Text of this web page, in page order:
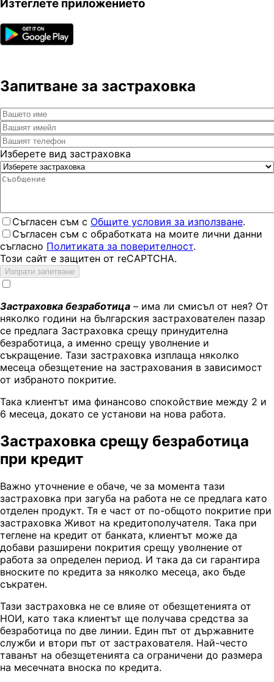
Изтеглете приложението
Запитване за застраховка
Изберете вид застраховка
Съгласен съм с Общите условия за използване.
Съгласен съм с обработката на моите лични данни
съгласно Политиката за поверителност.
Този сайт е защитен от reCAPTCHA.
Изпрати запитване
Застраховка безработица – има ли смисъл от нея? От
няколко години на българския застрахователен пазар
се предлага Застраховка срещу принудителна
безработица, а именно срещу уволнение и
съкращение. Тази застраховка изплаща няколко
месеца обезщетение на застрахования в зависимост
от избраното покритие.
Така клиентът има финансово спокойствие между 2 и
6 месеца, докато се установи на нова работа.
Застраховка срещу безработица
при кредит
Важно уточнение е обаче, че за момента тази
застраховка при загуба на работа не се предлага като
отделен продукт. Тя е част от по-общото покритие при
застраховка Живот на кредитополучателя. Така при
теглене на кредит от банката, клиентът може да
добави разширени покрития срещу уволнение от
работа за определен период. И така да си гарантира
вноските по кредита за няколко месеца, ако бъде
съкратен.
Тази застраховка не се влияе от обезщетенията от
НОИ, като така клиентът ще получава средства за
безработица по две линии. Един път от държавните
служби и втори път от застрахователя. Най-често
таванът на обезщетенията са ограничени до размера
на месечната вноска по кредита.